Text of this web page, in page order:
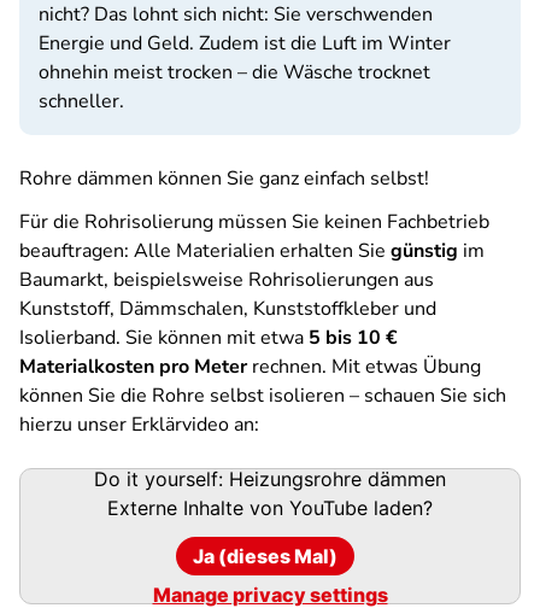
nicht? Das lohnt sich nicht: Sie verschwenden
Energie und Geld. Zudem ist die Luft im Winter
ohnehin meist trocken – die Wäsche trocknet
schneller.
Rohre dämmen können Sie ganz einfach selbst!
Für die Rohrisolierung müssen Sie keinen Fachbetrieb
beauftragen: Alle Materialien erhalten Sie günstig im
Baumarkt, beispielsweise Rohrisolierungen aus
Kunststoff, Dämmschalen, Kunststoffkleber und
Isolierband. Sie können mit etwa 5 bis 10 €
Materialkosten pro Meterrechnen. Mit etwas Übung
können Sie die Rohre selbst isolieren – schauen Sie sich
hierzu unser Erklärvideo an:
Do it yourself: Heizungsrohre dämmen
Externe Inhalte von YouTube laden?
Ja (dieses Mal)
Manage privacy settings